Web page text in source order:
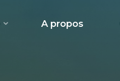
A propos